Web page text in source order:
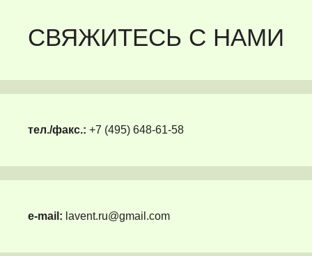
СВЯЖИТЕСЬ С НАМИ
тел./факс.: +7 (495) 648-61-58
e-mail: lavent.ru@gmail.com